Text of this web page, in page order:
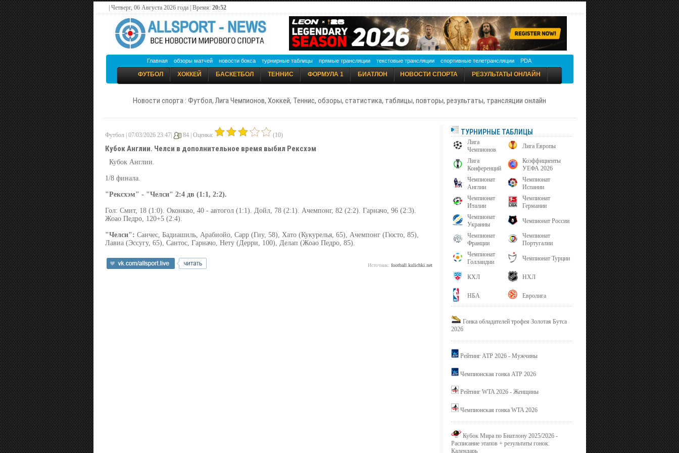
| Четверг, 06 Августа 2026 года | Время: 20:52
Главная обзоры матчей новости бокса турнирные таблицы прямые трансляции текстовые трансляции спортивные телетрансляции PDA
ФУТБОЛ ХОККЕЙ БАСКЕТБОЛ ТЕННИС ФОРМУЛА 1 БИАТЛОН НОВОСТИ СПОРТА РЕЗУЛЬТАТЫ ОНЛАЙН
Новости спорта : Футбол, Лига Чемпионов, Хоккей, Теннис, обзоры, статистика, таблицы, повторы, результаты, трансляции онлайн
Футбол | 07/03/2026 23:47| 84 | Оценка: (10)
Кубок Англии. Челси в дополнительное время выбил Рексхэм
Кубок Англии.
1/8 финала.
"Рексхэм" - "Челси" 2:4 дв (1:1, 2:2).
Гол: Смит, 18 (1:0). Оконкво, 40 - автогол (1:1). Дойл, 78 (2:1). Ачемпонг, 82 (2:2). Гарначо, 96 (2:3).
Жоао Педро, 120+5 (2:4).
"Челси": Санчес, Бадиашиль, Арабиойо, Сарр (Гиу, 58), Хато (Кукурелья, 65), Ачемпонг (Гюсто, 85),
Лавиа (Эссугу, 65), Сантос, Гарначо, Нету (Дерри, 100), Делап (Жоао Педро, 85).
Источник: football.kulichki.net
ТУРНИРНЫЕ ТАБЛИЦЫ
Лига
Чемпионов
Лига Европы
Лига
Конференций
Коэффициенты
УЕФА 2026
Чемпионат
Англии
Чемпионат
Испании
Чемпионат
Италии
Чемпионат
Германии
Чемпионат
Украины
Чемпионат России
Чемпионат
Франции
Чемпионат
Португалии
Чемпионат
Голландии
Чемпионат Турции
КХЛ НХЛ
НБА Евролига
Гонка обладателей трофея Золотая Бутса
2026
Рейтинг ATP 2026 - Мужчины
Чемпионская гонка ATP 2026
Рейтинг WTA 2026 - Женщины
Чемпионская гонка WTA 2026
Кубок Мира по Биатлону 2025/2026 -
Расписание этапов + результаты гонок.
Календарь